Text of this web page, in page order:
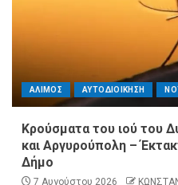
ΑΛΙΜΟΣ ΑΥΤΟΔΙΟΙΚΗΣΗ
Κρούσματα του ιού του
και Αργυρούπολη –
Δήμο
7 Αυγούστου 2026